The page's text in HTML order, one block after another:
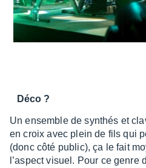
Déco ?
Un ensemble de synthés et
en croix avec plein de fils qui
(donc côté public), ça le fait
l’as­pect visuel. Pour ce genre